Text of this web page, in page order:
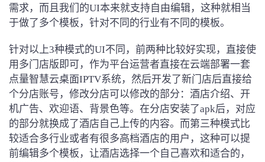
需求，而且我们的UI本来就支持自由编辑，这种就相当
于做了多个模板，针对不同的行业有不同的模板。
针对以上3种模式的UI不同，前两种比较好实现，直接使
用多门店版即可，作为平台运营者直接在云端部署一套
点量智慧云桌面IPTV系统，然后开发了新门店后直接给
个分店账号，修改分店可以修改的部分：酒店介绍、开
机广告、欢迎语、背景色等。在分店安装了apk后，对应
的部分就换成了酒店自己上传的内容。而第三种模式比
较适合多行业或者有很多高档酒店的用户，这种可以提
前编辑多个模板，让酒店选择一个自己喜欢和适合的，